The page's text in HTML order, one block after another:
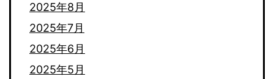
2025年8月
2025年7月
2025年6月
2025年5月